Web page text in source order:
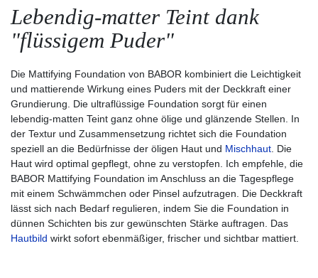
Lebendig-matter Teint dank
"flüssigem Puder"
Die Mattifying Foundation von BABOR kombiniert die Leichtigkeit
und mattierende Wirkung eines Puders mit der Deckkraft einer
Grundierung. Die ultraflüssige Foundation sorgt für einen
lebendig-matten Teint ganz ohne ölige und glänzende Stellen. In
der Textur und Zusammensetzung richtet sich die Foundation
speziell an die Bedürfnisse der öligen Haut und Mischhaut . Die
Haut wird optimal gepflegt, ohne zu verstopfen. Ich empfehle, die
BABOR Mattifying Foundation im Anschluss an die Tagespflege
mit einem Schwämmchen oder Pinsel aufzutragen. Die Deckkraft
lässt sich nach Bedarf regulieren, indem Sie die Foundation in
dünnen Schichten bis zur gewünschten Stärke auftragen. Das
Hautbild wirkt sofort ebenmäßiger, frischer und sichtbar mattiert.